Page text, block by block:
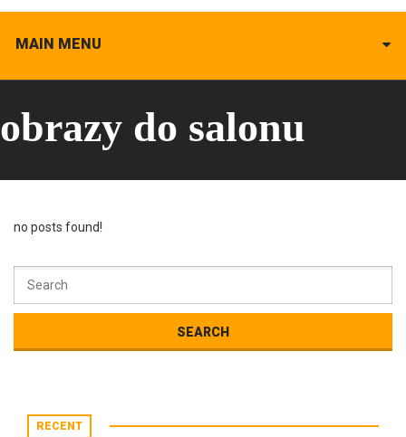
MAIN MENU
obrazy do salonu
no posts found!
RECENT